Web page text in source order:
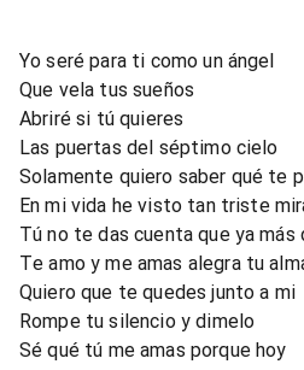
Yo seré para ti como un ángel
Que vela tus sueños
Abriré si tú quieres
Las puertas del séptimo cielo
Solamente quiero saber qué te
En mi vida he visto tan triste
Tú no te das cuenta que ya más
Te amo y me amas alegra tu
Quiero que te quedes junto a mi
Rompe tu silencio y dimelo
Sé qué tú me amas porque hoy